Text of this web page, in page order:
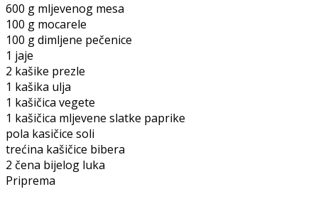
600 g mljevenog mesa
100 g mocarele
100 g dimljene pečenice
1 jaje
2 kašike prezle
1 kašika ulja
1 kašičica vegete
1 kašičica mljevene slatke paprike
pola kasičice soli
trećina kašičice bibera
2 čena bijelog luka
Priprema